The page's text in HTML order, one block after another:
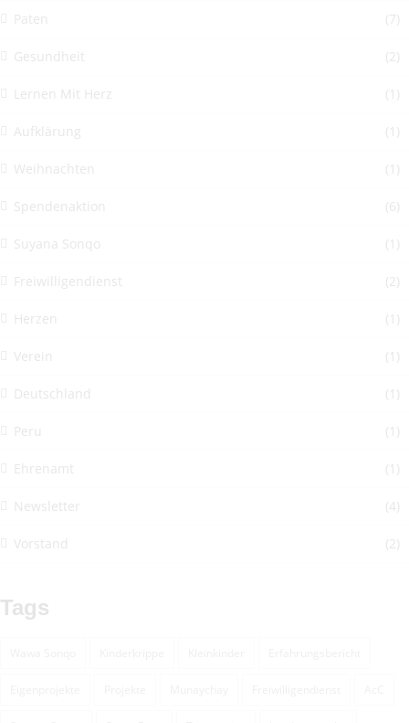
Paten (7)
Gesundheit (2)
Lernen Mit Herz (1)
Aufklärung (1)
Weihnachten (1)
Spendenaktion (6)
Suyana Sonqo (1)
Freiwilligendienst (2)
Herzen (1)
Verein (1)
Deutschland (1)
Peru (1)
Ehrenamt (1)
Newsletter (4)
Vorstand (2)
Tags